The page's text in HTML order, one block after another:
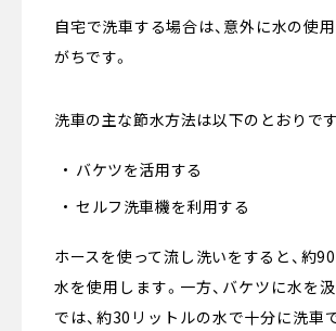
自宅で洗車する場合は、意外に水の使
がちです。
洗車の主な節水方法は以下のとおりです
バケツを活用する
セルフ洗車機を利用する
ホースを使って流し洗いをすると、約
水を使用します。一方、バケツに水を
では、約30リットルの水で十分に洗車